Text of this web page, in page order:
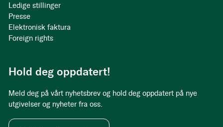
Ledige stillinger
Presse
Elektronisk faktura
Foreign rights
Hold deg oppdatert!
Meld deg på vårt nyhetsbrev og hold deg oppdatert på nye
utgivelser og nyheter fra oss.